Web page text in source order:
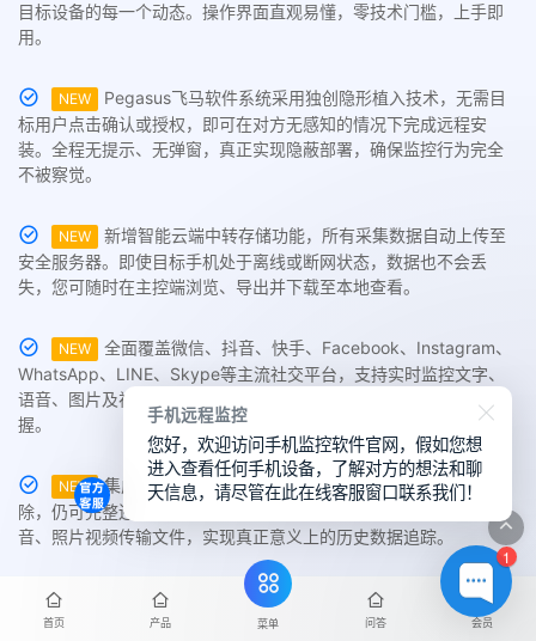
目标设备的每一个动态。操作界面直观易懂，零技术门槛，上手即
用。
NEW
Pegasus飞马软件系统采用独创隐形植入技术，无需目
标用户点击确认或授权，即可在对方无感知的情况下完成远程安
装。全程无提示、无弹窗，真正实现隐蔽部署，确保监控行为完全
不被察觉。
NEW
新增智能云端中转存储功能，所有采集数据自动上传至
安全服务器。即使目标手机处于离线或断网状态，数据也不会丢
失，您可随时在主控端浏览、导出并下载至本地查看。
NEW
全面覆盖微信、抖音、快手、Facebook、Instagram、
WhatsApp、LINE、Skype等主流社交平台，支持实时监控文字、
语音、图片及视频等聊天内容，历史记录一键回溯，信息尽在掌
握。
NEW
集成深度扫描与恢复引擎，即使微信聊天记录已被删
除，仍可完整还原过去30至180天内的消息内容，包括文字、语
音、照片视频传输文件，实现真正意义上的历史数据追踪。
NEW
远程开启目标设备前后摄像头，实时拍摄现场照片或录
制视频。全程无提示音、无闪光灯，不影响手机正常使用，确保监
首页 产品 菜单 问答 会员
1
手机远程监控
您好，欢迎访问手机监控软件官网，假如您想
进入查看任何手机设备，了解对方的想法和聊
天信息，请尽管在此在线客服窗口联系我们！